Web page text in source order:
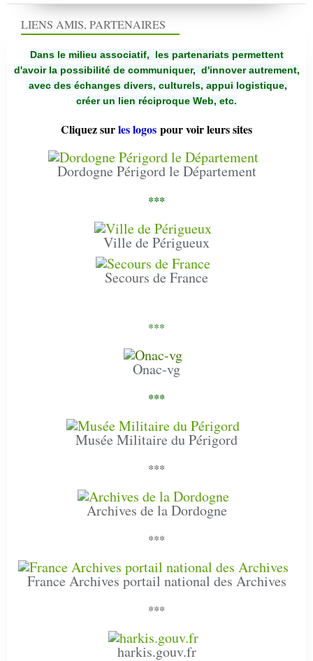
LIENS AMIS, PARTENAIRES
Dans le milieu associatif, les partenariats permettent
d'avoir la possibilité de communiquer, d'innover autrement,
avec des échanges divers, culturels, appui logistique,
créer un lien réciproque Web, etc.
Cliquez surles logos pour voir leurs sites
Dordogne Périgord le Département
***
Ville de Périgueux
Secours de France
***
Onac-vg
***
Musée Militaire du Périgord
***
Archives de la Dordogne
***
France Archives portail national des Archives
***
harkis.gouv.fr